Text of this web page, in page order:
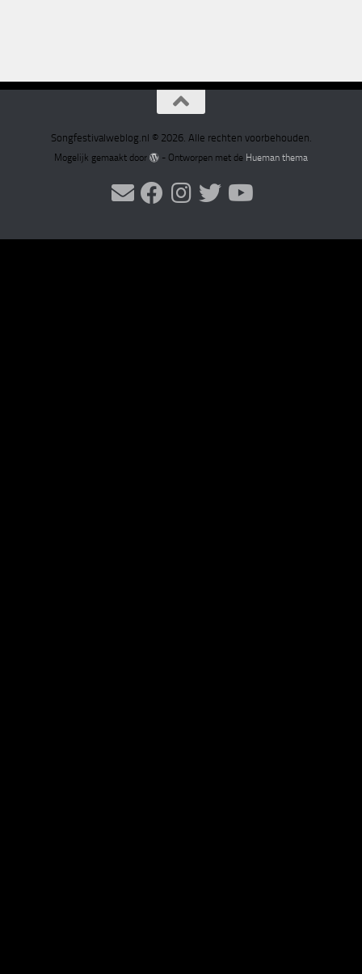
Songfestivalweblog.nl © 2026. Alle rechten voorbehouden.
Mogelijk gemaakt door - Ontworpen met de Hueman thema